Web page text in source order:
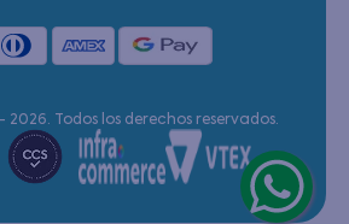
Todos los derechos reservados.